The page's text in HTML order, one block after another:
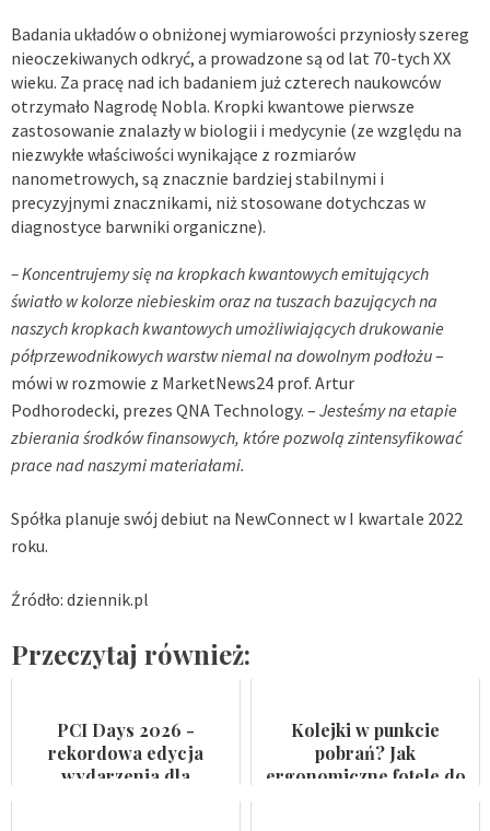
Badania układów o obniżonej wymiarowości przyniosły szereg
nieoczekiwanych odkryć, a prowadzone są od lat 70-tych XX
wieku. Za pracę nad ich badaniem już czterech naukowców
otrzymało Nagrodę Nobla. Kropki kwantowe pierwsze
zastosowanie znalazły w biologii i medycynie (ze względu na
niezwykłe właściwości wynikające z rozmiarów
nanometrowych, są znacznie bardziej stabilnymi i
precyzyjnymi znacznikami, niż stosowane dotychczas w
diagnostyce barwniki organiczne).
– Koncentrujemy się na kropkach kwantowych emitujących
światło w kolorze niebieskim oraz na tuszach bazujących na
naszych kropkach kwantowych umożliwiających drukowanie
półprzewodnikowych warstw niemal na dowolnym podłożu–
mówi w rozmowie z MarketNews24 prof. Artur
Podhorodecki, prezes QNA Technology. – Jesteśmy na etapie
zbierania środków finansowych, które pozwolą zintensyfikować
prace nad naszymi materiałami.
Spółka planuje swój debiut na NewConnect w I kwartale 2022
roku.
Źródło: dziennik.pl
Przeczytaj również:
PCI Days 2026 -
rekordowa edycja
wydarzenia dla
Kolejki w punkcie
pobrań? Jak
ergonomiczne fotele do